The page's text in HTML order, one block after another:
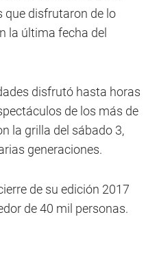
que disfrutaron de lo
la última fecha del
disfrutó hasta horas
de los más de
la grilla del sábado 3,
generaciones.
de su edición 2017
de 40 mil personas.